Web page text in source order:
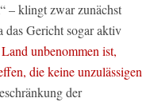
– klingt zwar zunächst
das Gericht sogar aktiv
Land unbenommen ist,
die keine unzulässigen
der